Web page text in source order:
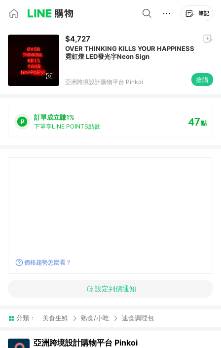
筆記
$4,727
OVER THINKING KILLS YOUR HAPPINESS
霓虹燈 LED發光字Neon Sign
亞洲跨境設計購物平台 Pinkoi 搶購
訂單成立賺1%
下單享LINE POINTS點數 47點
價格趨勢怎麼看？
設定到價通知
分類： 美食生鮮 熟食/小吃 速食調理包
亞洲跨境設計購物平台 Pinkoi